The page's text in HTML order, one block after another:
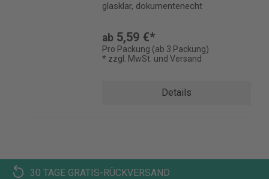
glasklar, dokumentenecht
ab 5,59 €*
Pro Packung (ab 3 Packung)
* zzgl. MwSt. und Versand
Details
30 TAGE GRATIS-RÜCKVERSAND